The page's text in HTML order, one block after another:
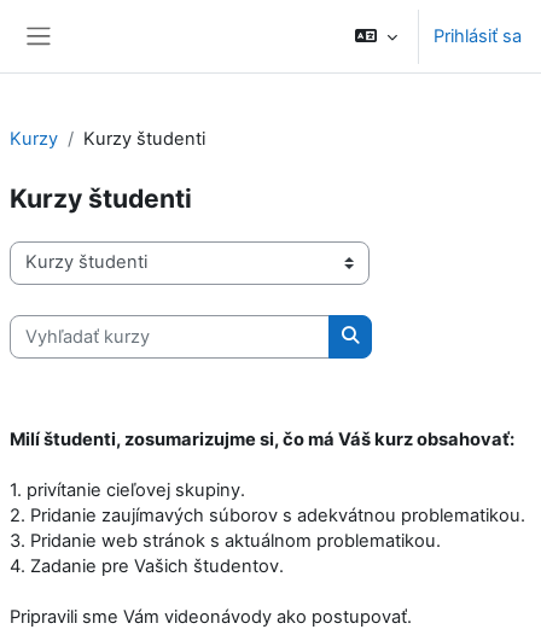
Prihlásiť sa
Kurzy Kurzy študenti
Kurzy študenti
Kategórie kurzov
Vyhľadať kurzy
Vyhľadať kurzy
Milí študenti, zosumarizujme si, čo má Váš kurz obsahovať:
1. privítanie cieľovej skupiny.
2. Pridanie zaujímavých súborov s adekvátnou problematikou.
3. Pridanie web stránok s aktuálnom problematikou.
4. Zadanie pre Vašich študentov.
Pripravili sme Vám videonávody ako postupovať.